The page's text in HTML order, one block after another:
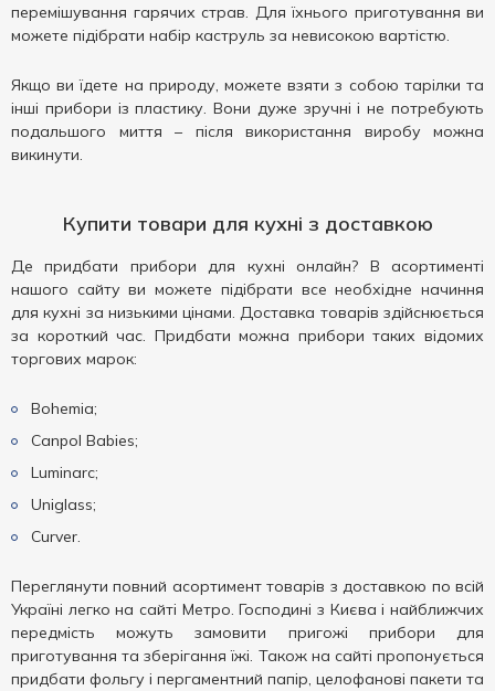
перемішування гарячих страв. Для їхнього приготування ви
можете підібрати набір каструль за невисокою вартістю.
Якщо ви їдете на природу, можете взяти з собою тарілки та
інші прибори із пластику. Вони дуже зручні і не потребують
подальшого миття – після використання виробу можна
викинути.
Купити товари для кухні з доставкою
Де придбати прибори для кухні онлайн? В асортименті
нашого сайту ви можете підібрати все необхідне начиння
для кухні за низькими цінами. Доставка товарів здійснюється
за короткий час. Придбати можна прибори таких відомих
торгових марок:
Bohemia;
Canpol Babies;
Luminarc;
Uniglass;
Curver.
Переглянути повний асортимент товарів з доставкою по всій
Україні легко на сайті Метро. Господині з Києва і найближчих
передмість можуть замовити пригожі прибори для
приготування та зберігання їжі. Також на сайті пропонується
придбати фольгу і пергаментний папір, целофанові пакети та